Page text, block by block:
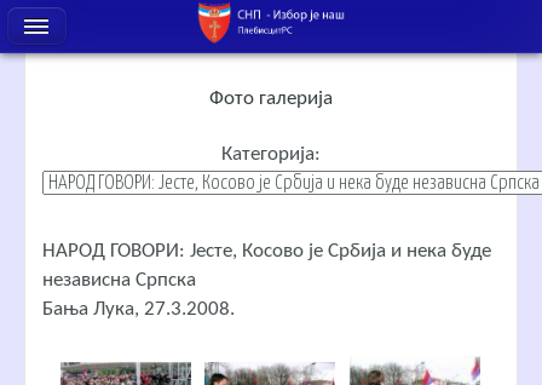
Фото галерија
Категорија:
НАРОД ГОВОРИ: Јесте, Косово је Србија и нека буде
независна Српска
Бања Лука, 27.3.2008.